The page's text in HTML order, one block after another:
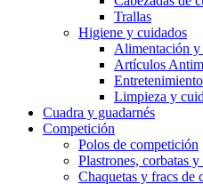
Trallas
Higiene y cuidados
Alimentación y
Artículos
Entretenimiento
Limpieza y
Cuadra y guadarnés
Competición
Polos de competición
Plastrones, corbatas y
Chaquetas y fracs de